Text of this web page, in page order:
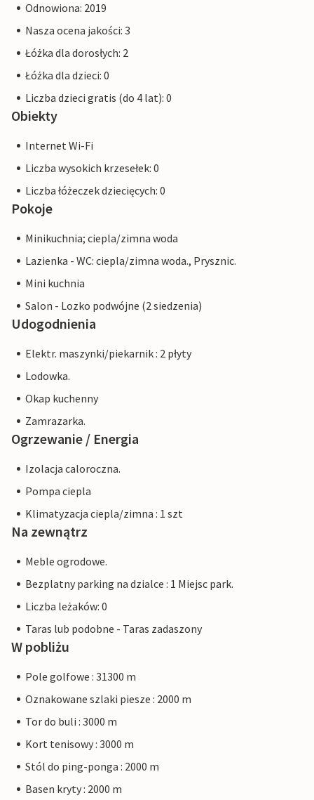
Odnowiona: 2019
Nasza ocena jakości: 3
Łóżka dla dorosłych: 2
Łóżka dla dzieci: 0
Liczba dzieci gratis (do 4 lat): 0
Obiekty
Internet Wi-Fi
Liczba wysokich krzesełek: 0
Liczba łóżeczek dziecięcych: 0
Pokoje
Minikuchnia; ciepla/zimna woda
Lazienka - WC: ciepla/zimna woda., Prysznic.
Mini kuchnia
Salon - Lozko podwójne (2 siedzenia)
Udogodnienia
Elektr. maszynki/piekarnik : 2 płyty
Lodowka.
Okap kuchenny
Zamrazarka.
Ogrzewanie / Energia
Izolacja caloroczna.
Pompa ciepla
Klimatyzacja ciepla/zimna : 1 szt
Na zewnątrz
Meble ogrodowe.
Bezplatny parking na dzialce : 1 Miejsc park.
Liczba leżaków: 0
Taras lub podobne - Taras zadaszony
W pobliżu
Pole golfowe : 31300 m
Oznakowane szlaki piesze : 2000 m
Tor do buli : 3000 m
Kort tenisowy : 3000 m
Stól do ping-ponga : 2000 m
Basen kryty : 2000 m